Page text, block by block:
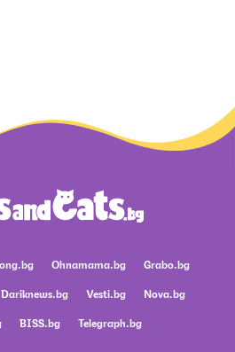
Ohnamama.bg
Grabo.bg
Dariknews.bg Vesti.bg
Nova.bg
BISS.bg Telegraph.bg